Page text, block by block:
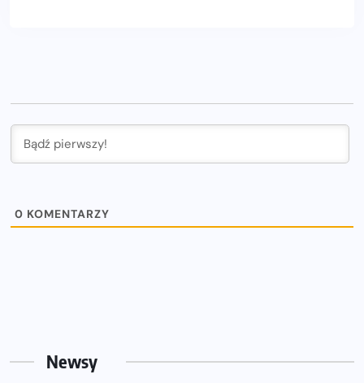
0 KOMENTARZY
Newsy